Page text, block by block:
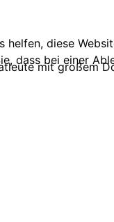
mit großem
helfen, diese
dass bei einer